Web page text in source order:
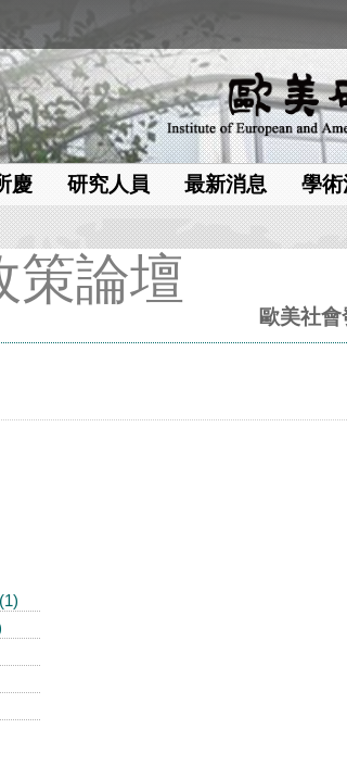
慶 研究人員 最新消息 學
策論壇
歐美社